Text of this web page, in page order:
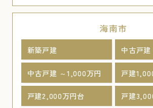
海南市
新築戸建 中古戸建
中古戸建 ～1,000万円 戸建
戸建2,000万円台 戸建